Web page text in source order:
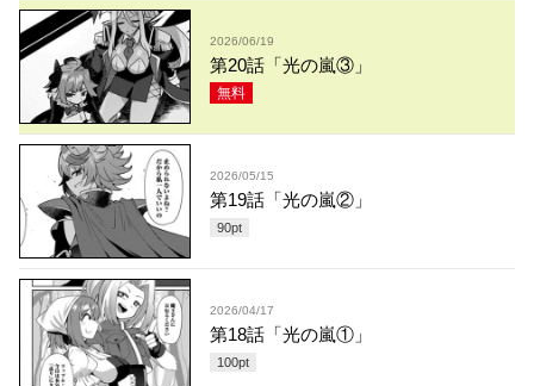
2026/06/19
第20話「光の嵐③」
無料
2026/05/15
第19話「光の嵐②」
90pt
2026/04/17
第18話「光の嵐①」
100pt